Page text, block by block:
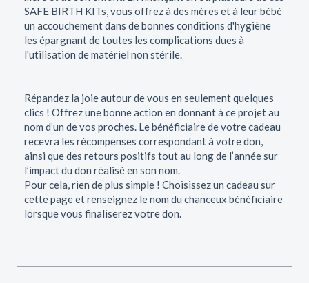
SAFE BIRTH KITs, vous offrez à des mères et à leur bébé
un accouchement dans de bonnes conditions d'hygiène
les épargnant de toutes les complications dues à
l'utilisation de matériel non stérile.
Répandez la joie autour de vous en seulement quelques
clics ! Offrez une bonne action en donnant à ce projet au
nom d’un de vos proches. Le bénéficiaire de votre cadeau
recevra les récompenses correspondant à votre don,
ainsi que des retours positifs tout au long de l’année sur
l’impact du don réalisé en son nom.
Pour cela, rien de plus simple ! Choisissez un cadeau sur
cette page et renseignez le nom du chanceux bénéficiaire
lorsque vous finaliserez votre don.